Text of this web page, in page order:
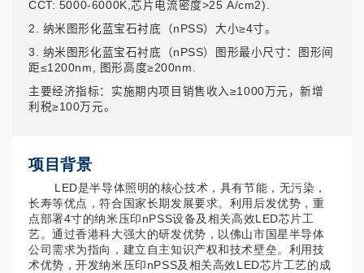
CCT: 5000-6000K,芯片电流密度>25 A/cm2).
2. 纳米图形化蓝宝石衬底（nPSS）大小≥4寸。
3. 纳米图形化蓝宝石衬底（nPSS）图形最小尺寸：图形间
距≤1200nm, 图形高度≥200nm.
主要经济指标：实施期内项目销售收入≥1000万元，新增
利税≥100万元。
项目背景
LED是半导体照明的核心技术，具有节能，无污染，
长寿等优点，符合国家长期发展要求。利用后发优势，重
点部署4寸的纳米压印nPSS设备及相关高效LED芯片工
艺。通过香港科大强大的研发优势，以佛山市国星半导体
公司需求为指向，建立自主知识产权和技术壁垒。利用技
术优势，开发纳米压印nPSS及相关高效LED芯片工艺的成